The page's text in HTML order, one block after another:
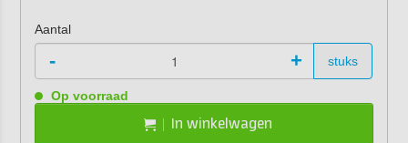
Aantal
- + stuks
Op voorraad
In winkelwagen